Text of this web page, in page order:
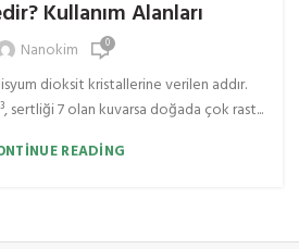
Kullanım Alanları
Nanokim 0
dioksit kristallerine verilen addır.
sertliği 7 olan kuvarsa doğada çok rast...
READING